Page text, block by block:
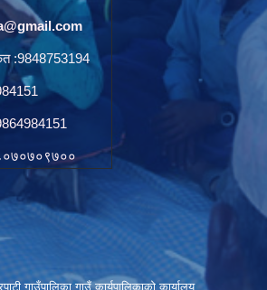
:9848753194
गाउँपालिका गाउँ कार्यपालिकाकाे कार्यालय